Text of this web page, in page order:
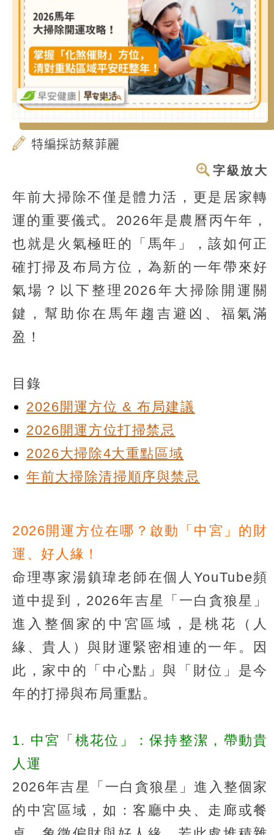
特編採訪蔡菲麗
字級放大
年前大掃除不僅是體力活，更是居家轉
運的重要儀式。2026年是農曆丙午年，
也就是火氣極旺的「馬年」，該如何正
確打掃及布局方位，為新的一年帶來好
氣場？以下整理2026年大掃除開運關
鍵，幫助你在馬年趨吉避凶、福氣滿
盈！
目錄
2026開運方位 & 布局建議
2026開運方位打掃禁忌
2026大掃除4大重點區域
年前大掃除清掃順序與禁忌
2026開運方位在哪？啟動「中宮」的財
運、好人緣！
命理專家湯鎮瑋老師在個人YouTube頻
道中提到，2026年吉星「一白貪狼星」
進入整個家的中宮區域，是桃花（人
緣、貴人）與財運緊密相連的一年。因
此，家中的「中心點」與「財位」是今
年的打掃與布局重點。
1. 中宮「桃花位」：保持整潔，帶動貴
人運
2026年吉星「一白貪狼星」進入整個家
的中宮區域，如：客廳中央、走廊或餐